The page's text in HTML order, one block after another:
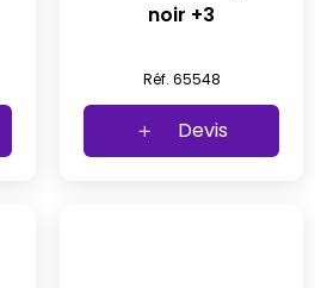
noir +3
Réf. 65548
Devis